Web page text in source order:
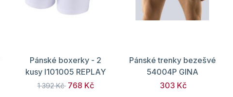
Pánské boxerky - 2
kusy I101005 REPLAY
1 392 Kč 768 Kč
Pánské trenky bezešvé
54004P GINA
303 Kč